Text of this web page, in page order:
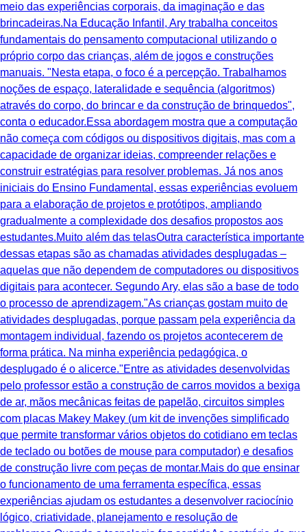
meio das experiências corporais, da imaginação e das
brincadeiras.Na Educação Infantil, Ary trabalha conceitos
fundamentais do pensamento computacional utilizando o
próprio corpo das crianças, além de jogos e construções
manuais. "Nesta etapa, o foco é a percepção. Trabalhamos
noções de espaço, lateralidade e sequência (algoritmos)
através do corpo, do brincar e da construção de brinquedos",
conta o educador.Essa abordagem mostra que a computação
não começa com códigos ou dispositivos digitais, mas com a
capacidade de organizar ideias, compreender relações e
construir estratégias para resolver problemas. Já nos anos
iniciais do Ensino Fundamental, essas experiências evoluem
para a elaboração de projetos e protótipos, ampliando
gradualmente a complexidade dos desafios propostos aos
estudantes.Muito além das telasOutra característica importante
dessas etapas são as chamadas atividades desplugadas –
aquelas que não dependem de computadores ou dispositivos
digitais para acontecer. Segundo Ary, elas são a base de todo
o processo de aprendizagem."As crianças gostam muito de
atividades desplugadas, porque passam pela experiência da
montagem individual, fazendo os projetos acontecerem de
forma prática. Na minha experiência pedagógica, o
desplugado é o alicerce."Entre as atividades desenvolvidas
pelo professor estão a construção de carros movidos a bexiga
de ar, mãos mecânicas feitas de papelão, circuitos simples
com placas Makey Makey (um kit de invenções simplificado
que permite transformar vários objetos do cotidiano em teclas
de teclado ou botões de mouse para computador) e desafios
de construção livre com peças de montar.Mais do que ensinar
o funcionamento de uma ferramenta específica, essas
experiências ajudam os estudantes a desenvolver raciocínio
lógico, criatividade, planejamento e resolução de